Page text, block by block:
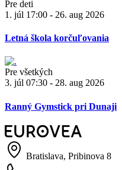
Pre deti
1. júl 17:00 - 26. aug 2026
Letná škola korčuľovania
Pre všetkých
3. júl 07:30 - 28. aug 2026
Ranný Gymstick pri Dunaji
Bratislava, Pribinova 8